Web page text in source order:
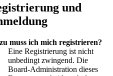
und
muss ich mich registrieren?
Eine Registrierung ist nicht
unbedingt zwingend. Die
Board-Administration dieses